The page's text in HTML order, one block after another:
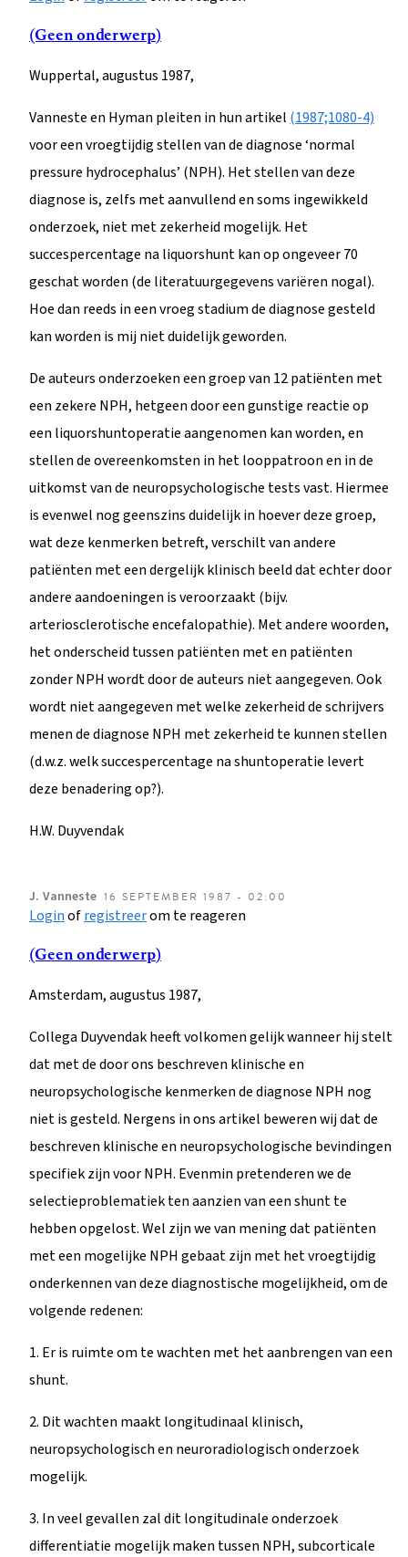
(Geen onderwerp)
Wuppertal, augustus 1987,
Vanneste en Hyman pleiten in hun artikel (1987;1080-4)
voor een vroegtijdig stellen van de diagnose ‘normal
pressure hydrocephalus’ (NPH). Het stellen van deze
diagnose is, zelfs met aanvullend en soms ingewikkeld
onderzoek, niet met zekerheid mogelijk. Het
succespercentage na liquorshunt kan op ongeveer 70
geschat worden (de literatuurgegevens variëren nogal).
Hoe dan reeds in een vroeg stadium de diagnose gesteld
kan worden is mij niet duidelijk geworden.
De auteurs onderzoeken een groep van 12 patiënten met
een zekere NPH, hetgeen door een gunstige reactie op
een liquorshuntoperatie aangenomen kan worden, en
stellen de overeenkomsten in het looppatroon en in de
uitkomst van de neuropsychologische tests vast. Hiermee
is evenwel nog geenszins duidelijk in hoever deze groep,
wat deze kenmerken betreft, verschilt van andere
patiënten met een dergelijk klinisch beeld dat echter door
andere aandoeningen is veroorzaakt (bijv.
arteriosclerotische encefalopathie). Met andere woorden,
het onderscheid tussen patiënten met en patiënten
zonder NPH wordt door de auteurs niet aangegeven. Ook
wordt niet aangegeven met welke zekerheid de schrijvers
menen de diagnose NPH met zekerheid te kunnen stellen
(d.w.z. welk succespercentage na shuntoperatie levert
deze benadering op?).
H.W. Duyvendak
J. Vanneste 16 SEPTEMBER 1987 - 02:00
Loginofregistreerom te reageren
(Geen onderwerp)
Amsterdam, augustus 1987,
Collega Duyvendak heeft volkomen gelijk wanneer hij stelt
dat met de door ons beschreven klinische en
neuropsychologische kenmerken de diagnose NPH nog
niet is gesteld. Nergens in ons artikel beweren wij dat de
beschreven klinische en neuropsychologische bevindingen
specifiek zijn voor NPH. Evenmin pretenderen we de
selectieproblematiek ten aanzien van een shunt te
hebben opgelost. Wel zijn we van mening dat patiënten
met een mogelijke NPH gebaat zijn met het vroegtijdig
onderkennen van deze diagnostische mogelijkheid, om de
volgende redenen:
1. Er is ruimte om te wachten met het aanbrengen van een
shunt.
2. Dit wachten maakt longitudinaal klinisch,
neuropsychologisch en neuroradiologisch onderzoek
mogelijk.
3. In veel gevallen zal dit longitudinale onderzoek
differentiatie mogelijk maken tussen NPH, subcorticale